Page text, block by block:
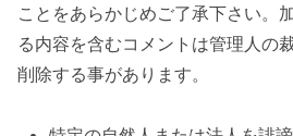
ことをあらかじめご了承下さい。
る内容を含むコメントは管理人の
削除する事があります。